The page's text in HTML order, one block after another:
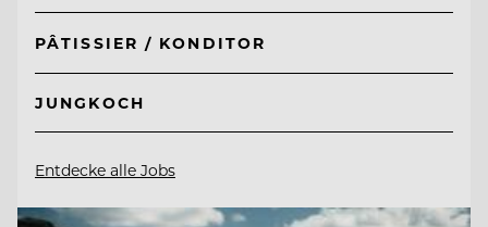
PÂTISSIER / KONDITOR
JUNGKOCH
Entdecke alle Jobs